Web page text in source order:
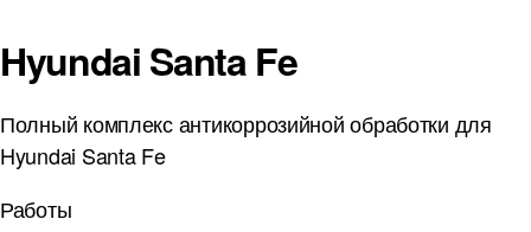
Hyundai Santa Fe
Полный комплекс антикоррозийной обработки для
Hyundai Santa Fe
Работы